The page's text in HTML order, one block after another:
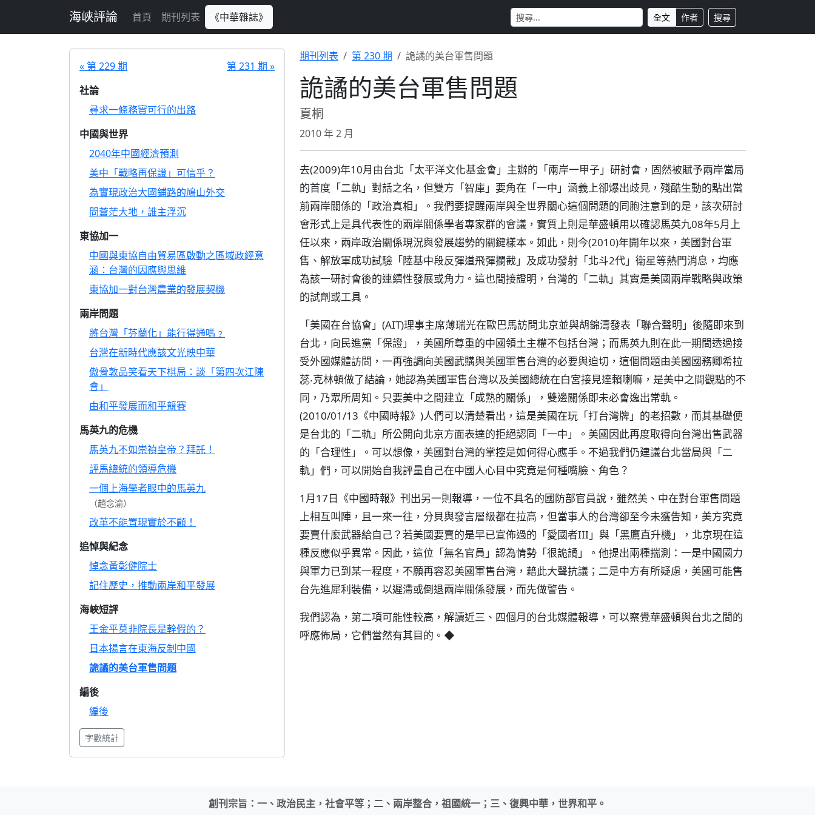
海峽評論 首頁 期刊列表 《中華雜誌》 全文 作者 搜尋
« 第 229 期
第 231 期 »
社論
尋求一條務實可行的出路
中國與世界
2040年中國經濟預測
美中「戰略再保證」可信乎？
為實現政治大國鋪路的鳩山外交
問蒼茫大地，誰主浮沉
東協加一
中國與東協自由貿易區啟動之區域政經意
涵：台灣的因應與思維
東協加一對台灣農業的發展契機
兩岸問題
將台灣「芬蘭化」能行得通嗎﹖
台灣在新時代應該文光映中華
傲骨敦品笑看天下棋局：談「第四次江陳
會」
由和平發展而和平競賽
馬英九的危機
馬英九不如崇禎皇帝？拜託！
評馬總統的領導危機
一個上海學者眼中的馬英九
（趙念渝）
改革不能置現實於不顧！
追悼與紀念
悼念黃彰健院士
記住歷史，推動兩岸和平發展
海峽短評
王金平莫非院長是幹假的？
日本揚言在東海反制中國
詭譎的美台軍售問題
編後
編後
字數統計
期刊列表 第 230 期 詭譎的美台軍售問題
詭譎的美台軍售問題
夏桐
2010 年 2 月
去(2009)年10月由台北「太平洋文化基金會」主辦的「兩岸一甲子」研討會，固然被賦予兩岸當局
的首度「二軌」對話之名，但雙方「智庫」要角在「一中」涵義上卻爆出歧見，殘酷生動的點出當
前兩岸關係的「政治真相」。我們要提醒兩岸與全世界關心這個問題的同胞注意到的是，該次研討
會形式上是具代表性的兩岸關係學者專家群的會議，實質上則是華盛頓用以確認馬英九08年5月上
任以來，兩岸政治關係現況與發展趨勢的關鍵樣本。如此，則今(2010)年開年以來，美國對台軍
售、解放軍成功試驗「陸基中段反彈道飛彈攔截」及成功發射「北斗2代」衛星等熱門消息，均應
為該一研討會後的連續性發展或角力。這也間接證明，台灣的「二軌」其實是美國兩岸戰略與政策
的試劑或工具。
「美國在台協會」(AIT)理事主席薄瑞光在歐巴馬訪問北京並與胡錦濤發表「聯合聲明」後隨即來到
台北，向民進黨「保證」，美國所尊重的中國領土主權不包括台灣；而馬英九則在此一期間透過接
受外國媒體訪問，一再強調向美國武購與美國軍售台灣的必要與迫切，這個問題由美國國務卿希拉
蕊‧克林頓做了結論，她認為美國軍售台灣以及美國總統在白宮接見達賴喇嘛，是美中之間觀點的不
同，乃眾所周知。只要美中之間建立「成熟的關係」，雙邊關係即未必會逸出常軌。
(2010/01/13《中國時報》)人們可以清楚看出，這是美國在玩「打台灣牌」的老招數，而其基礎便
是台北的「二軌」所公開向北京方面表達的拒絕認同「一中」。美國因此再度取得向台灣出售武器
的「合理性」。可以想像，美國對台灣的掌控是如何得心應手。不過我們仍建議台北當局與「二
軌」們，可以開始自我評量自己在中國人心目中究竟是何種嘴臉、角色？
1月17日《中國時報》刊出另一則報導，一位不具名的國防部官員說，雖然美、中在對台軍售問題
上相互叫陣，且一來一往，分貝與發言層級都在拉高，但當事人的台灣卻至今未獲告知，美方究竟
要賣什麼武器給自己？若美國要賣的是早已宣佈過的「愛國者III」與「黑鷹直升機」，北京現在這
種反應似乎異常。因此，這位「無名官員」認為情勢「很詭譎」。他提出兩種揣測：一是中國國力
與軍力已到某一程度，不願再容忍美國軍售台灣，藉此大聲抗議；二是中方有所疑慮，美國可能售
台先進犀利裝備，以遲滯或倒退兩岸關係發展，而先做警告。
我們認為，第二項可能性較高，解讀近三、四個月的台北媒體報導，可以察覺華盛頓與台北之間的
呼應佈局，它們當然有其目的。◆
創刊宗旨：一、政治民主，社會平等；二、兩岸整合，祖國統一；三、復興中華，世界和平。